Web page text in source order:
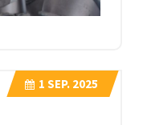
1 SEP. 2025